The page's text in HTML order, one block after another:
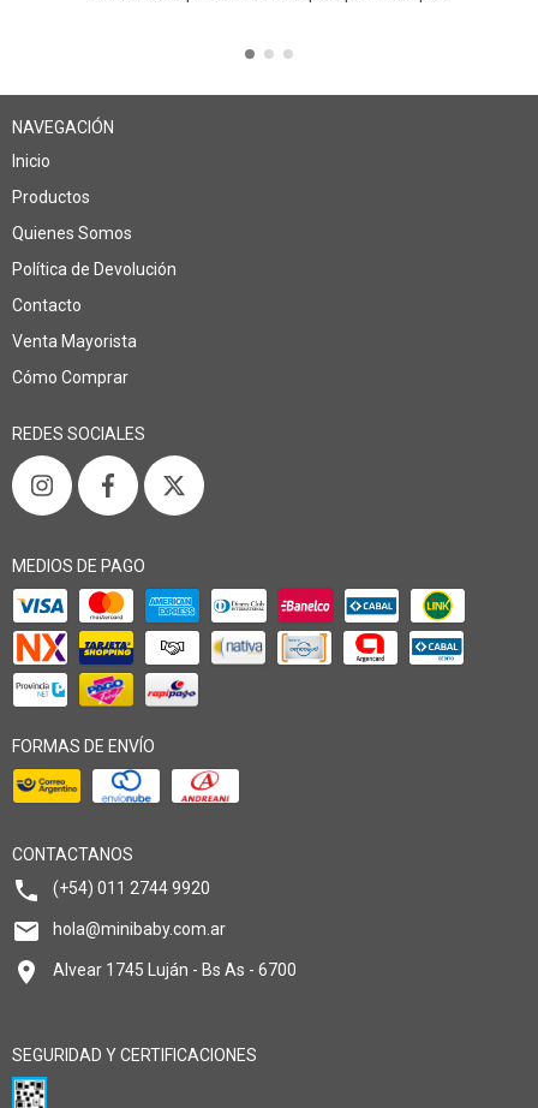
NAVEGACIÓN
Inicio
Productos
Quienes Somos
Política de Devolución
Contacto
Venta Mayorista
Cómo Comprar
REDES SOCIALES
MEDIOS DE PAGO
FORMAS DE ENVÍO
CONTACTANOS
(+54) 011 2744 9920
hola@minibaby.com.ar
Alvear 1745 Luján - Bs As - 6700
SEGURIDAD Y CERTIFICACIONES